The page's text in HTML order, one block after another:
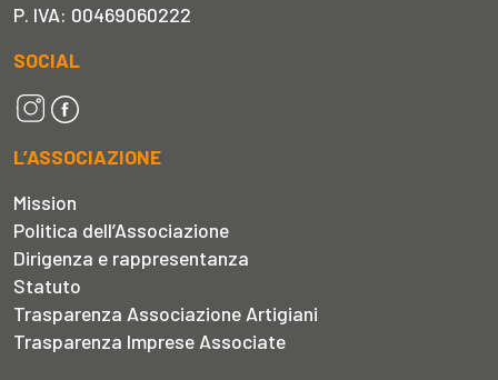
P. IVA: 00469060222
SOCIAL
L’ASSOCIAZIONE
Mission
Politica dell’Associazione
Dirigenza e rappresentanza
Statuto
Trasparenza Associazione Artigiani
Trasparenza Imprese Associate